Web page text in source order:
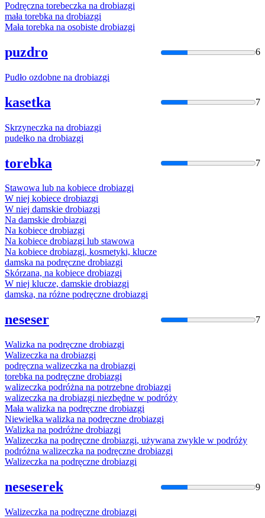
Podręczna torebeczka na drobiazgi
mała torebka na drobiazgi
Mała torebka na osobiste drobiazgi
puzdro 6
Pudło ozdobne na drobiazgi
kasetka 7
Skrzyneczka na drobiazgi
pudełko na drobiazgi
torebka 7
Stawowa lub na kobiece drobiazgi
W niej kobiece drobiazgi
W niej damskie drobiazgi
Na damskie drobiazgi
Na kobiece drobiazgi
Na kobiece drobiazgi lub stawowa
Na kobiece drobiazgi, kosmetyki, klucze
damska na podręczne drobiazgi
Skórzana, na kobiece drobiazgi
W niej klucze, damskie drobiazgi
damska, na różne podręczne drobiazgi
neseser 7
Walizka na podręczne drobiazgi
Walizeczka na drobiazgi
podręczna walizeczka na drobiazgi
torebka na podręczne drobiazgi
walizeczka podróżna na potrzebne drobiazgi
walizeczka na drobiazgi niezbędne w podróży
Mała walizka na podręczne drobiazgi
Niewielka walizka na podręczne drobiazgi
Walizka na podróżne drobiazgi
Walizeczka na podręczne drobiazgi, używana zwykle w podróży
podróżna walizeczka na podręczne drobiazgi
Walizeczka na podręczne drobiazgi
neseserek 9
Walizeczka na podręczne drobiazgi